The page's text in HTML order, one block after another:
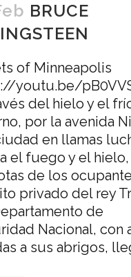
BRUCE
of Minneapolis
youtu.be/
del hielo y el
por la avenida
en llamas
el fuego y el
de los
privado del rey
de
Nacional, con
a sus abrigos,